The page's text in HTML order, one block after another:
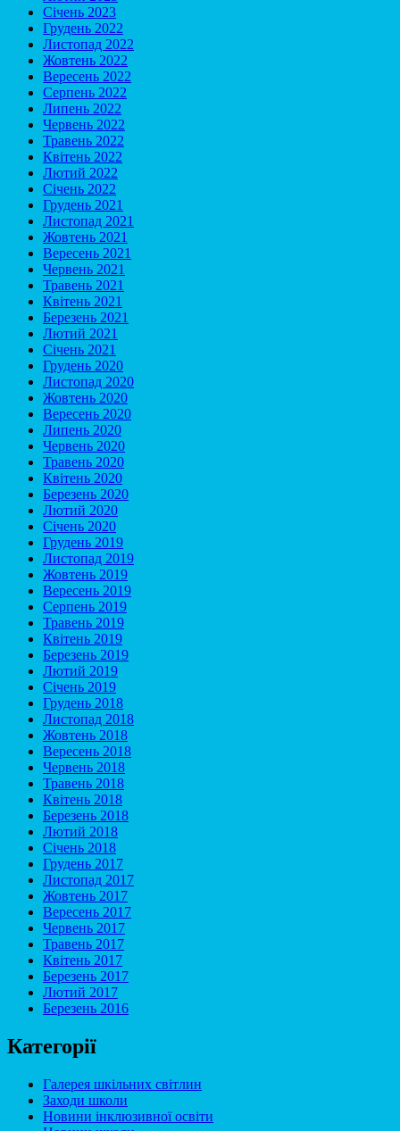
Січень 2023
Грудень 2022
Листопад 2022
Жовтень 2022
Вересень 2022
Серпень 2022
Липень 2022
Червень 2022
Травень 2022
Квітень 2022
Лютий 2022
Січень 2022
Грудень 2021
Листопад 2021
Жовтень 2021
Вересень 2021
Червень 2021
Травень 2021
Квітень 2021
Березень 2021
Лютий 2021
Січень 2021
Грудень 2020
Листопад 2020
Жовтень 2020
Вересень 2020
Липень 2020
Червень 2020
Травень 2020
Квітень 2020
Березень 2020
Лютий 2020
Січень 2020
Грудень 2019
Листопад 2019
Жовтень 2019
Вересень 2019
Серпень 2019
Травень 2019
Квітень 2019
Березень 2019
Лютий 2019
Січень 2019
Грудень 2018
Листопад 2018
Жовтень 2018
Вересень 2018
Червень 2018
Травень 2018
Квітень 2018
Березень 2018
Лютий 2018
Січень 2018
Грудень 2017
Листопад 2017
Жовтень 2017
Вересень 2017
Червень 2017
Травень 2017
Квітень 2017
Березень 2017
Лютий 2017
Березень 2016
Категорії
Галерея шкільних світлин
Заходи школи
Новини інклюзивної освіти